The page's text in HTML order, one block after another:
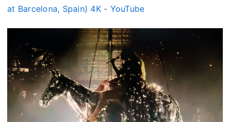
at Barcelona, Spain) 4K - YouTube